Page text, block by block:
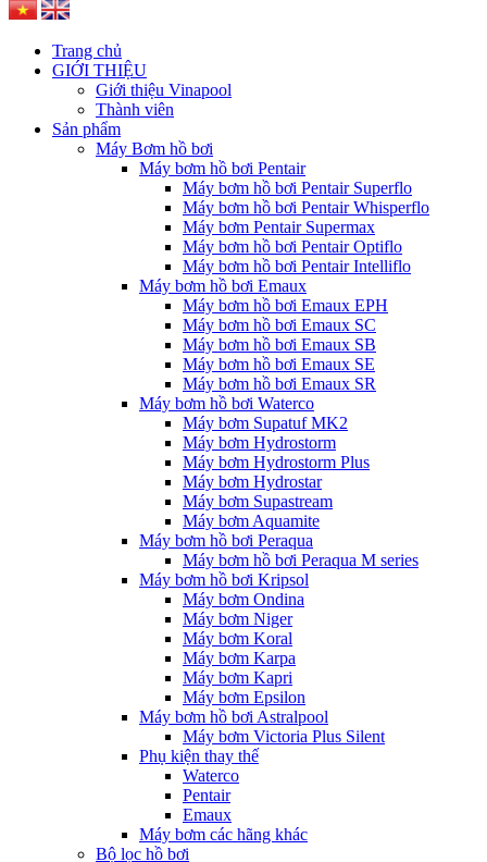
Trang chủ
GIỚI THIỆU
Giới thiệu Vinapool
Thành viên
Sản phẩm
Máy Bơm hồ bơi
Máy bơm hồ bơi Pentair
Máy bơm hồ bơi Pentair Superflo
Máy bơm hồ bơi Pentair Whisperflo
Máy bơm Pentair Supermax
Máy bơm hồ bơi Pentair Optiflo
Máy bơm hồ bơi Pentair Intelliflo
Máy bơm hồ bơi Emaux
Máy bơm hồ bơi Emaux EPH
Máy bơm hồ bơi Emaux SC
Máy bơm hồ bơi Emaux SB
Máy bơm hồ bơi Emaux SE
Máy bơm hồ bơi Emaux SR
Máy bơm hồ bơi Waterco
Máy bơm Supatuf MK2
Máy bơm Hydrostorm
Máy bơm Hydrostorm Plus
Máy bơm Hydrostar
Máy bơm Supastream
Máy bơm Aquamite
Máy bơm hồ bơi Peraqua
Máy bơm hồ bơi Peraqua M series
Máy bơm hồ bơi Kripsol
Máy bơm Ondina
Máy bơm Niger
Máy bơm Koral
Máy bơm Karpa
Máy bơm Kapri
Máy bơm Epsilon
Máy bơm hồ bơi Astralpool
Máy bơm Victoria Plus Silent
Phụ kiện thay thế
Waterco
Pentair
Emaux
Máy bơm các hãng khác
Bộ lọc hồ bơi